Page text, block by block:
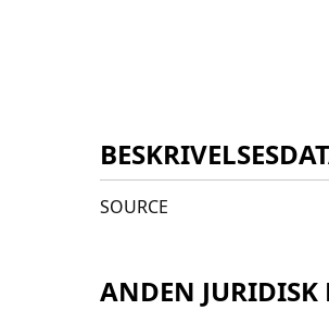
SOURCE
ANDEN JURIDISK